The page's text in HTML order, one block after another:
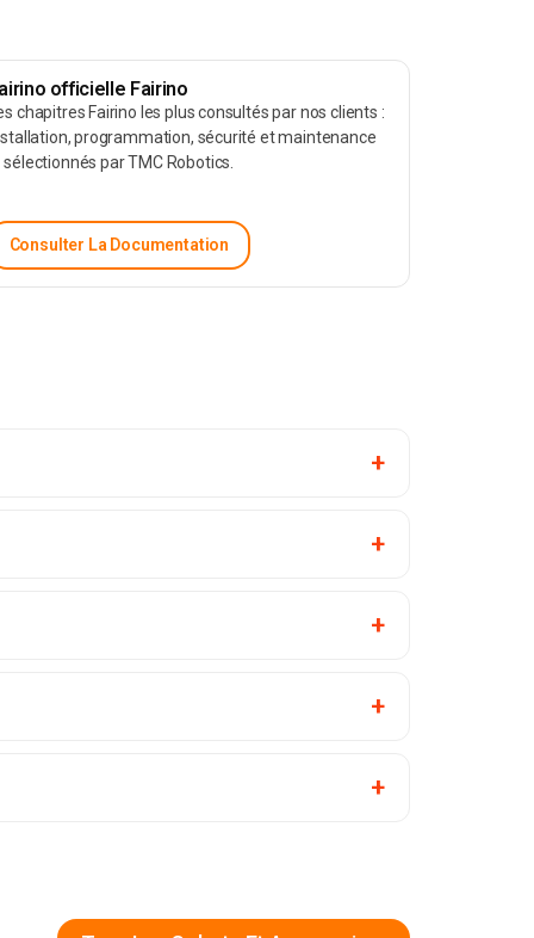
officielle Fairino
chapitres Fairino les plus consultés par nos clients :
programmation, sécurité et maintenance
par TMC Robotics.
Consulter La Documentation